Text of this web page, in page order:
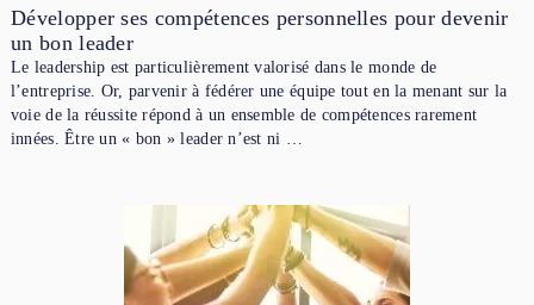
Développer ses compétences personnelles pour devenir
un bon leader
Le leadership est particulièrement valorisé dans le monde de
l’entreprise. Or, parvenir à fédérer une équipe tout en la menant sur la
voie de la réussite répond à un ensemble de compétences rarement
innées. Être un « bon » leader n’est ni …